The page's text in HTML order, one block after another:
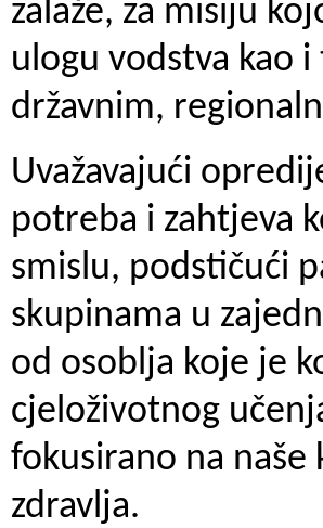
zalaže, za misiju
ulogu vodstva kao
državnim,
Uvažavajući
potreba i zahtjeva
smislu, podstičući
skupinama u
od osoblja koje je
cjeloživotnog
fokusirano na
zdravlja.